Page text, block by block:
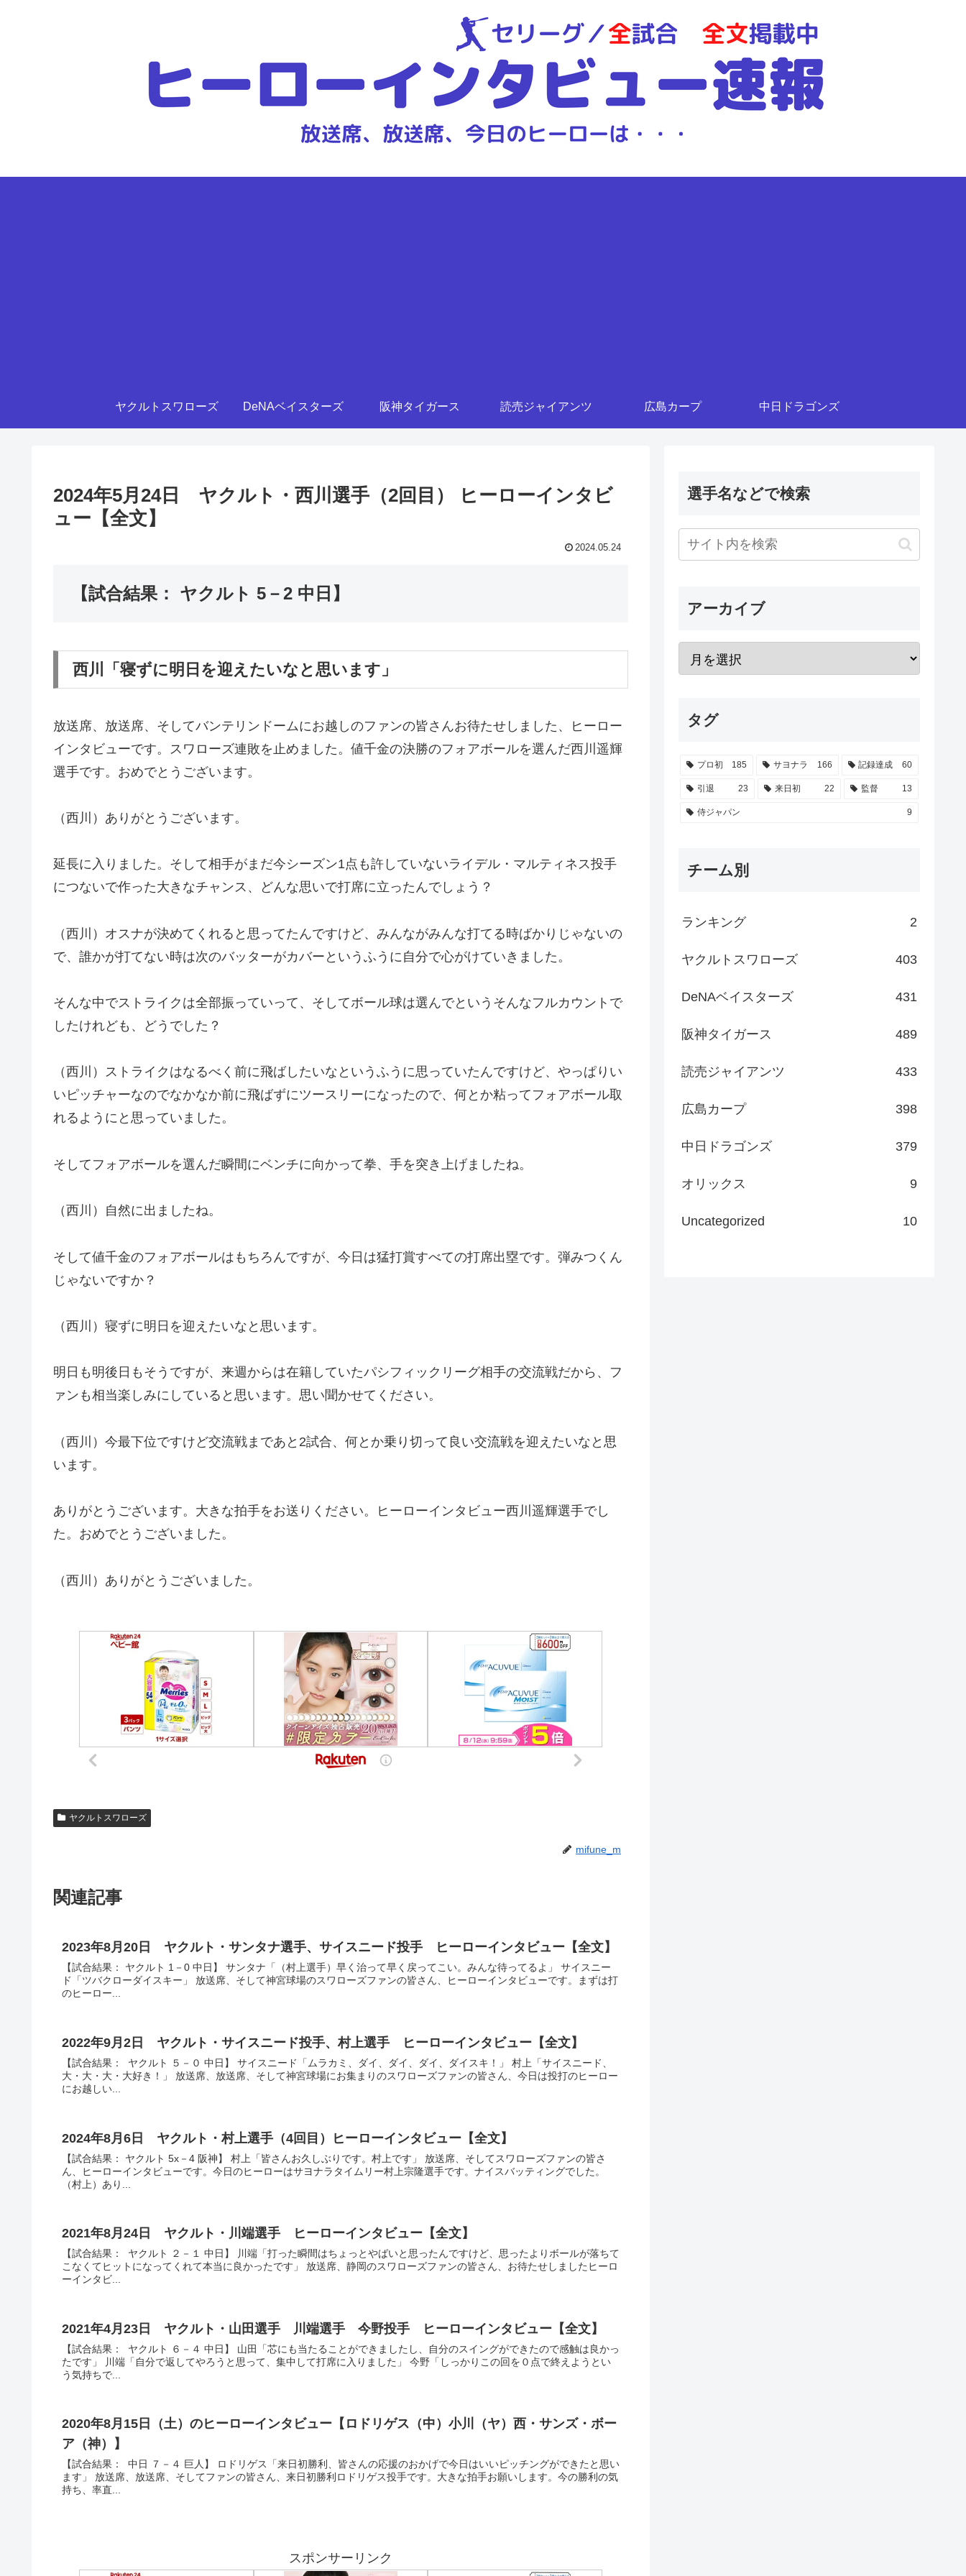
ヤクルトスワローズ DeNAベイスターズ 阪神タイガース 読売ジャイアンツ 広島カープ 中日ドラゴンズ
2024年5月24日 ヤクルト・西川選手（2回目） ヒーローインタビ
ュー【全文】
2024.05.24
【試合結果： ヤクルト 5－2 中日】
西川「寝ずに明日を迎えたいなと思います」
放送席、放送席、そしてバンテリンドームにお越しのファンの皆さんお待たせしました、ヒーロー
インタビューです。スワローズ連敗を止めました。値千金の決勝のフォアボールを選んだ西川遥輝
選手です。おめでとうございます。
（西川）ありがとうございます。
延長に入りました。そして相手がまだ今シーズン1点も許していないライデル・マルティネス投手
につないで作った大きなチャンス、どんな思いで打席に立ったんでしょう？
（西川）オスナが決めてくれると思ってたんですけど、みんながみんな打てる時ばかりじゃないの
で、誰かが打てない時は次のバッターがカバーというふうに自分で心がけていきました。
そんな中でストライクは全部振っていって、そしてボール球は選んでというそんなフルカウントで
したけれども、どうでした？
（西川）ストライクはなるべく前に飛ばしたいなというふうに思っていたんですけど、やっぱりい
いピッチャーなのでなかなか前に飛ばずにツースリーになったので、何とか粘ってフォアボール取
れるようにと思っていました。
そしてフォアボールを選んだ瞬間にベンチに向かって拳、手を突き上げましたね。
（西川）自然に出ましたね。
そして値千金のフォアボールはもちろんですが、今日は猛打賞すべての打席出塁です。弾みつくん
じゃないですか？
（西川）寝ずに明日を迎えたいなと思います。
明日も明後日もそうですが、来週からは在籍していたパシフィックリーグ相手の交流戦だから、フ
ァンも相当楽しみにしていると思います。思い聞かせてください。
（西川）今最下位ですけど交流戦まであと2試合、何とか乗り切って良い交流戦を迎えたいなと思
います。
ありがとうございます。大きな拍手をお送りください。ヒーローインタビュー西川遥輝選手でし
た。おめでとうございました。
（西川）ありがとうございました。
ヤクルトスワローズ
mifune_m
関連記事
2023年8月20日 ヤクルト・サンタナ選手、サイスニード投手 ヒーローインタビュー【全文】
【試合結果： ヤクルト 1－0 中日】 サンタナ「（村上選手）早く治って早く戻ってこい。みんな待ってるよ」 サイスニー
ド「ツバクローダイスキー」 放送席、そして神宮球場のスワローズファンの皆さん、ヒーローインタビューです。まずは打
のヒーロー...
2022年9月2日 ヤクルト・サイスニード投手、村上選手 ヒーローインタビュー【全文】
【試合結果： ヤクルト ５－０ 中日】 サイスニード「ムラカミ、ダイ、ダイ、ダイ、ダイスキ！」 村上「サイスニード、
大・大・大・大好き！」 放送席、放送席、そして神宮球場にお集まりのスワローズファンの皆さん、今日は投打のヒーロー
にお越しい...
2024年8月6日 ヤクルト・村上選手（4回目）ヒーローインタビュー【全文】
【試合結果： ヤクルト 5x－4 阪神】 村上「皆さんお久しぶりです。村上です」 放送席、そしてスワローズファンの皆さ
ん、ヒーローインタビューです。今日のヒーローはサヨナラタイムリー村上宗隆選手です。ナイスバッティングでした。
（村上）あり...
2021年8月24日 ヤクルト・川端選手 ヒーローインタビュー【全文】
【試合結果： ヤクルト ２－１ 中日】 川端「打った瞬間はちょっとやばいと思ったんですけど、思ったよりボールが落ちて
こなくてヒットになってくれて本当に良かったです」 放送席、静岡のスワローズファンの皆さん、お待たせしましたヒーロ
ーインタビ...
2021年4月23日 ヤクルト・山田選手 川端選手 今野投手 ヒーローインタビュー【全文】
【試合結果： ヤクルト ６－４ 中日】 山田「芯にも当たることができましたし、自分のスイングができたので感触は良かっ
たです」 川端「自分で返してやろうと思って、集中して打席に入りました」 今野「しっかりこの回を０点で終えようとい
う気持ちで...
2020年8月15日（土）のヒーローインタビュー【ロドリゲス（中）小川（ヤ）西・サンズ・ボー
ア（神）】
【試合結果： 中日 ７－４ 巨人】 ロドリゲス「来日初勝利、皆さんの応援のおかげで今日はいいピッチングができたと思い
ます」 放送席、放送席、そしてファンの皆さん、来日初勝利ロドリゲス投手です。大きな拍手お願いします。今の勝利の気
持ち、率直...
スポンサーリンク
選手名などで検索
アーカイブ
タグ
プロ初 185 サヨナラ 166 記録達成 60
引退 23 来日初 22 監督 13
侍ジャパン 9
チーム別
ランキング 2
ヤクルトスワローズ 403
DeNAベイスターズ 431
阪神タイガース 489
読売ジャイアンツ 433
広島カープ 398
中日ドラゴンズ 379
オリックス 9
Uncategorized 10